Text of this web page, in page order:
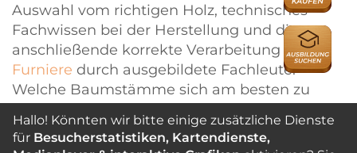
Auswahl vom richtigen Holz, technisches
Fachwissen bei der Herstellung und die
anschließende korrekte Verarbeitung der
Furniere durch ausgebildete Fachleute.
Welche Baumstämme sich am besten zu
geübtes Auge erkennen. Von Baum zu Baum
wird individuell entschieden, wie er
Hallo! Könnten wir bitte einige zusätzliche Dienste
für Besucherstatistiken, Kartendienste,